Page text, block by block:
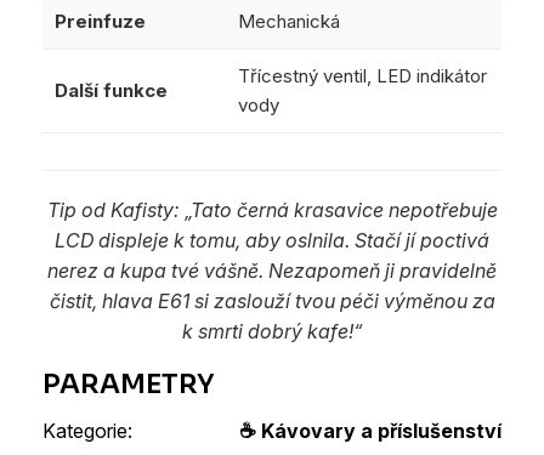
Preinfuze Mechanická
Další funkce
Třícestný ventil, LED indikátor
vody
Tip od Kafisty: „Tato černá krasavice nepotřebuje
LCD displeje k tomu, aby oslnila. Stačí jí poctivá
nerez a kupa tvé vášně. Nezapomeň ji pravidelně
čistit, hlava E61 si zaslouží tvou péči výměnou za
k smrti dobrý kafe!“
Kategorie: ☕ Kávovary a příslušenství